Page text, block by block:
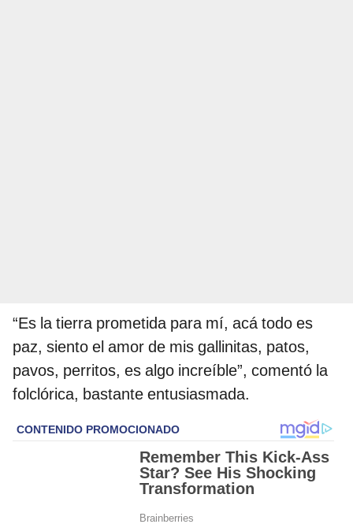
“Es la tierra prometida para mí, acá todo es
paz, siento el amor de mis gallinitas, patos,
pavos, perritos, es algo increíble”, comentó la
folclórica, bastante entusiasmada.